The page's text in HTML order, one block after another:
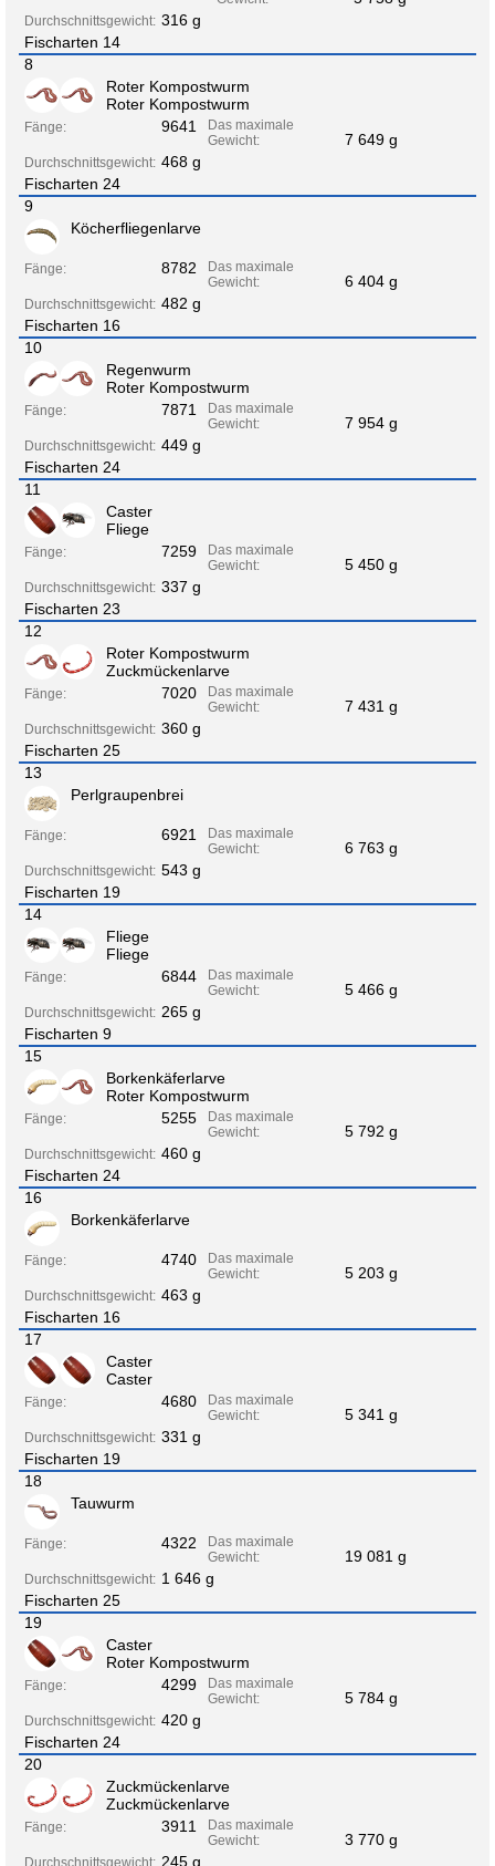
Durchschnittsgewicht: 316 g
Fischarten 14
8
Roter Kompostwurm
Roter Kompostwurm
Fänge: 9641
Das maximale
Gewicht:
7 649 g
Durchschnittsgewicht: 468 g
Fischarten 24
9
Köcherfliegenlarve
Fänge: 8782
Das maximale
Gewicht:
6 404 g
Durchschnittsgewicht: 482 g
Fischarten 16
10
Regenwurm
Roter Kompostwurm
Fänge: 7871
Das maximale
Gewicht:
7 954 g
Durchschnittsgewicht: 449 g
Fischarten 24
11
Caster
Fliege
Fänge: 7259
Das maximale
Gewicht:
5 450 g
Durchschnittsgewicht: 337 g
Fischarten 23
12
Roter Kompostwurm
Zuckmückenlarve
Fänge: 7020
Das maximale
Gewicht:
7 431 g
Durchschnittsgewicht: 360 g
Fischarten 25
13
Perlgraupenbrei
Fänge: 6921
Das maximale
Gewicht:
6 763 g
Durchschnittsgewicht: 543 g
Fischarten 19
14
Fliege
Fliege
Fänge: 6844
Das maximale
Gewicht:
5 466 g
Durchschnittsgewicht: 265 g
Fischarten 9
15
Borkenkäferlarve
Roter Kompostwurm
Fänge: 5255
Das maximale
Gewicht:
5 792 g
Durchschnittsgewicht: 460 g
Fischarten 24
16
Borkenkäferlarve
Fänge: 4740
Das maximale
Gewicht:
5 203 g
Durchschnittsgewicht: 463 g
Fischarten 16
17
Caster
Caster
Fänge: 4680
Das maximale
Gewicht:
5 341 g
Durchschnittsgewicht: 331 g
Fischarten 19
18
Tauwurm
Fänge: 4322
Das maximale
Gewicht:
19 081 g
Durchschnittsgewicht: 1 646 g
Fischarten 25
19
Caster
Roter Kompostwurm
Fänge: 4299
Das maximale
Gewicht:
5 784 g
Durchschnittsgewicht: 420 g
Fischarten 24
20
Zuckmückenlarve
Zuckmückenlarve
Fänge: 3911
Das maximale
Gewicht:
3 770 g
245 g